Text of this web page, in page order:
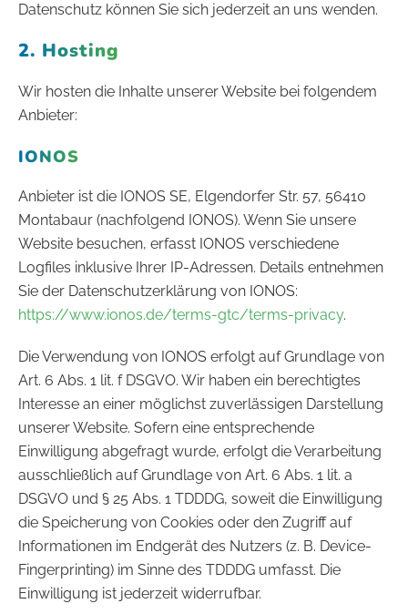
Datenschutz können Sie sich jederzeit an uns wenden.
2. Hosting
Wir hosten die Inhalte unserer Website bei folgendem
Anbieter:
IONOS
Anbieter ist die IONOS SE, Elgendorfer Str. 57, 56410
Montabaur (nachfolgend IONOS). Wenn Sie unsere
Website besuchen, erfasst IONOS verschiedene
Logfiles inklusive Ihrer IP-Adressen. Details entnehmen
Sie der Datenschutzerklärung von IONOS:
https://www.ionos.de/terms-gtc/terms-privacy.
Die Verwendung von IONOS erfolgt auf Grundlage von
Art. 6 Abs. 1 lit. f DSGVO. Wir haben ein berechtigtes
Interesse an einer möglichst zuverlässigen Darstellung
unserer Website. Sofern eine entsprechende
Einwilligung abgefragt wurde, erfolgt die Verarbeitung
ausschließlich auf Grundlage von Art. 6 Abs. 1 lit. a
DSGVO und § 25 Abs. 1 TDDDG, soweit die Einwilligung
die Speicherung von Cookies oder den Zugriff auf
Informationen im Endgerät des Nutzers (z. B. Device-
Fingerprinting) im Sinne des TDDDG umfasst. Die
Einwilligung ist jederzeit widerrufbar.